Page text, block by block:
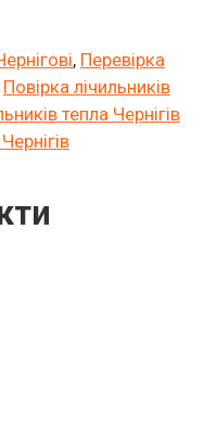
, Перевірка
Повірка лічильників
тепла Чернігів